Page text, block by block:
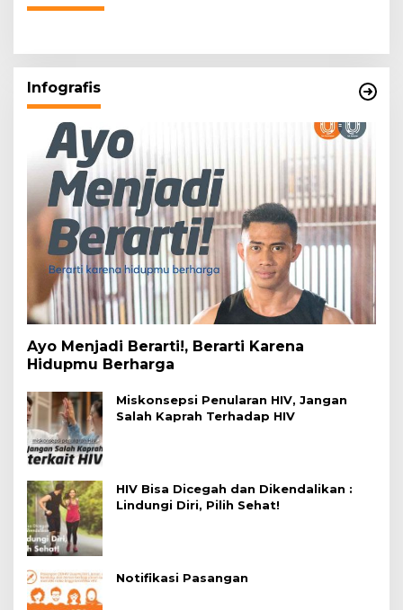
Infografis
Ayo Menjadi Berarti!, Berarti Karena
Hidupmu Berharga
Miskonsepsi Penularan HIV, Jangan
Salah Kaprah Terhadap HIV
HIV Bisa Dicegah dan Dikendalikan :
Lindungi Diri, Pilih Sehat!
Notifikasi Pasangan